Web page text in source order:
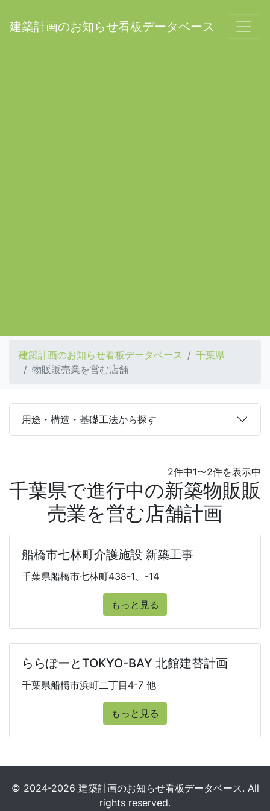
建築計画のお知らせ看板データベース
建築計画のお知らせ看板データベース
千葉県
物販販売業を営む店舗
用途・構造・基礎工法から探す
2件中1〜2件を表示中
千葉県で進行中の新築物販販
売業を営む店舗計画
船橋市七林町介護施設 新築工事
千葉県船橋市七林町438-1、-14
もっと見る
ららぽーとTOKYO-BAY 北館建替計画
千葉県船橋市浜町二丁目4-7 他
もっと見る
© 2024-2026 建築計画のお知らせ看板データベース. All
rights reserved.